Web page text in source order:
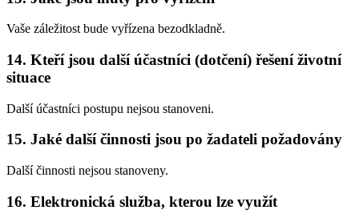
Vaše záležitost bude vyřízena bezodkladně.
14. Kteří jsou další účastníci (dotčení) řešení životní
situace
Další účastníci postupu nejsou stanoveni.
15. Jaké další činnosti jsou po žadateli požadovány
Další činnosti nejsou stanoveny.
16. Elektronická služba, kterou lze využít